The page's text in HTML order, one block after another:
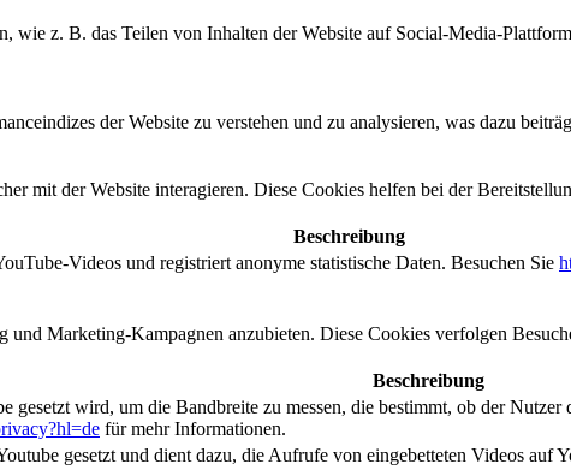
wie z. B. das Teilen von Inhalten der Website auf Social-Media-
der Website zu verstehen und zu analysieren, was dazu
mit der Website interagieren. Diese Cookies helfen bei der
Beschreibung
Videos und registriert anonyme statistische Daten. Besuchen Sie
Marketing-Kampagnen anzubieten. Diese Cookies verfolgen
Beschreibung
gesetzt wird, um die Bandbreite zu messen, die bestimmt, ob der
für mehr Informationen.
gesetzt und dient dazu, die Aufrufe von eingebetteten Videos auf